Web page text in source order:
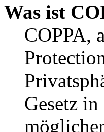
Was ist
COPPA,
Gesetz